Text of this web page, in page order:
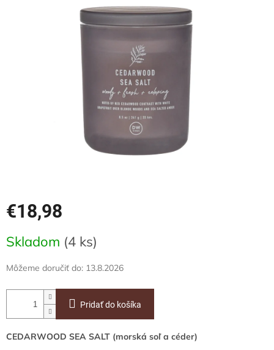
€18,98
cena:
Skladom (4 ks)
Môžeme doručiť do: 13.8.2026
Pridať do košíka
CEDARWOOD SEA SALT (morská soľ a céder)